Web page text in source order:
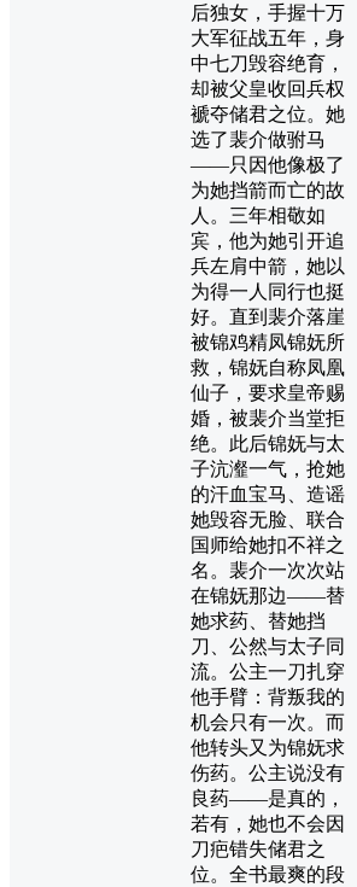
后独女，手握十万
大军征战五年，身
中七刀毁容绝育，
却被父皇收回兵权
褫夺储君之位。她
选了裴介做驸马
——只因他像极了
为她挡箭而亡的故
人。三年相敬如
宾，他为她引开追
兵左肩中箭，她以
为得一人同行也挺
好。直到裴介落崖
被锦鸡精凤锦妩所
救，锦妩自称凤凰
仙子，要求皇帝赐
婚，被裴介当堂拒
绝。此后锦妩与太
子沆瀣一气，抢她
的汗血宝马、造谣
她毁容无脸、联合
国师给她扣不祥之
名。裴介一次次站
在锦妩那边——替
她求药、替她挡
刀、公然与太子同
流。公主一刀扎穿
他手臂：背叛我的
机会只有一次。而
他转头又为锦妩求
伤药。公主说没有
良药——是真的，
若有，她也不会因
刀疤错失储君之
位。全书最爽的段